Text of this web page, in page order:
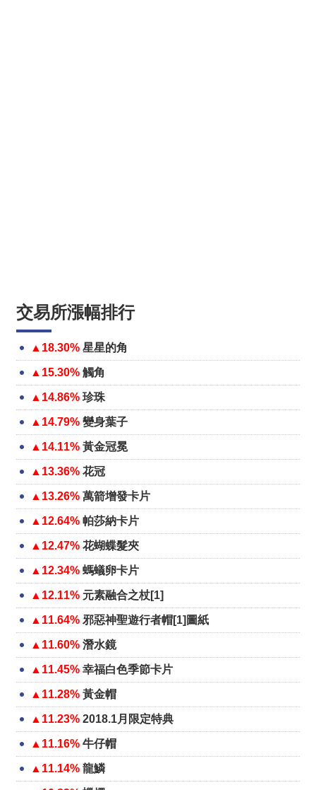
交易所漲幅排行
▲18.30% 星星的角
▲15.30% 觸角
▲14.86% 珍珠
▲14.79% 變身葉子
▲14.11% 黃金冠冕
▲13.36% 花冠
▲13.26% 萬箭增發卡片
▲12.64% 帕莎納卡片
▲12.47% 花蝴蝶髮夾
▲12.34% 螞蟻卵卡片
▲12.11% 元素融合之杖[1]
▲11.64% 邪惡神聖遊行者帽[1]圖紙
▲11.60% 潛水鏡
▲11.45% 幸福白色季節卡片
▲11.28% 黃金帽
▲11.23% 2018.1月限定特典
▲11.16% 牛仔帽
▲11.14% 龍鱗